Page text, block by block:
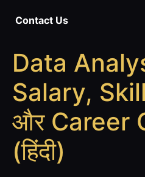
Contact Us
Data
Salary,
और Career
(हिंदी)